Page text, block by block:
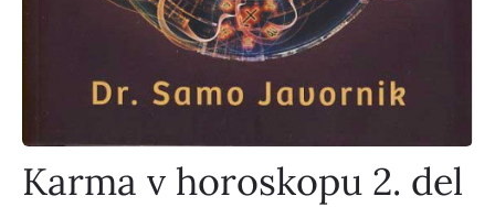
Karma v horoskopu 2. del